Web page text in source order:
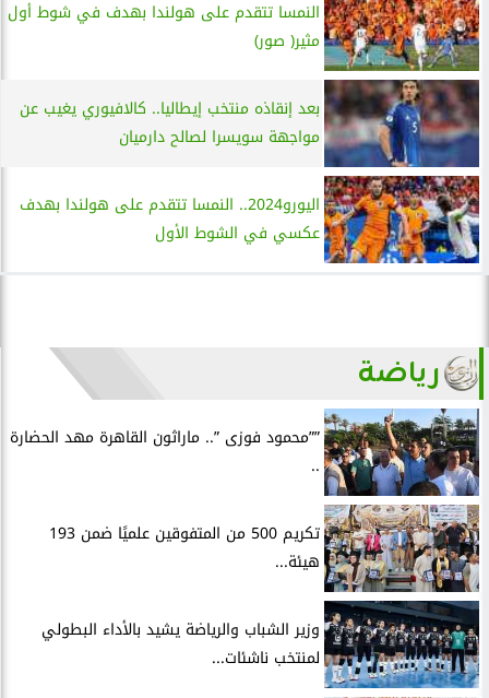
النمسا تتقدم على هولندا بهدف في شوط أول
مثير( صور)
بعد إنقاذه منتخب إيطاليا.. كالافيوري يغيب عن
مواجهة سويسرا لصالح دارميان
اليورو2024.. النمسا تتقدم على هولندا بهدف
عكسي في الشوط الأول
رياضة
””محمود فوزى ”.. ماراثون القاهرة مهد الحضارة
..
تكريم 500 من المتفوقين علميًا ضمن 193
هيئة...
وزير الشباب والرياضة يشيد بالأداء البطولي
لمنتخب ناشئات...